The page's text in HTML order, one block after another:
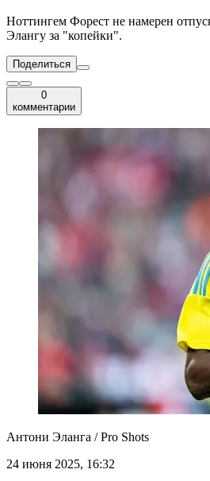
Ноттингем Форест не намерен
Элангу за "копейки".
Поделиться
0
комментарии
Антони Эланга / Pro Shots
24 июня 2025, 16:32